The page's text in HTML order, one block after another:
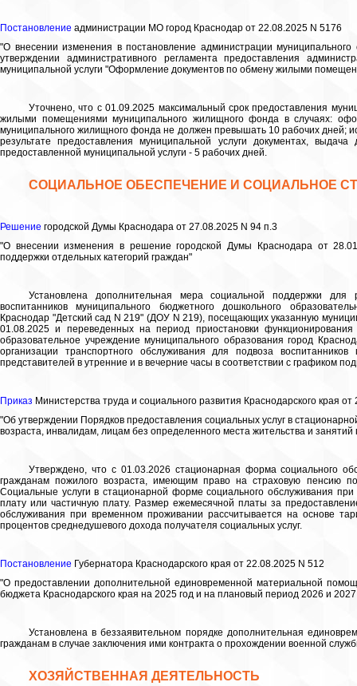
Постановление администрации МО город Краснодар от 22.08.2025 N 5176
"О внесении изменения в постановление администрации
утверждении административного регламента предоставления
муниципальной услуги "Оформление документов по обмену жилыми
Уточнено, что с 01.09.2025 максимальный срок предоставления
жилыми помещениями муниципального жилищного фонда в случаях:
муниципального жилищного фонда не должен превышать 10 рабочих дней;
результате предоставления муниципальной услуги документах,
предоставленной муниципальной услуги - 5 рабочих дней.
СОЦИАЛЬНОЕ ОБЕСПЕЧЕНИЕ И СОЦИАЛЬНОЕ
Решение городской Думы Краснодара от 27.08.2025 N 94 п.3
"О внесении изменения в решение городской Думы Краснодара от
поддержки отдельных категорий граждан"
Установлена дополнительная мера социальной поддержки для
воспитанников муниципального бюджетного дошкольного
Краснодар "Детский сад N 219" (ДОУ N 219), посещающих указанную
01.08.2025 и переведенных на период приостановки
образовательное учреждение муниципального образования город
организации транспортного обслуживания для подвоза
представителей в утренние и в вечерние часы в соответствии с графиком
Приказ Министерства труда и социального развития Краснодарского края
"Об утверждении Порядков предоставления социальных услуг в
возраста, инвалидам, лицам без определенного места жительства и
Утверждено, что с 01.03.2026 стационарная форма социального
гражданам пожилого возраста, имеющим право на страховую пенсию
Социальные услуги в стационарной форме социального обслуживания
плату или частичную плату. Размер ежемесячной платы за
обслуживания при временном проживании рассчитывается на основе
процентов среднедушевого дохода получателя социальных услуг.
Постановление Губернатора Краснодарского края от 22.08.2025 N 512
"О предоставлении дополнительной единовременной материальной
бюджета Краснодарского края на 2025 год и на плановый период 2026 и 2027
Установлена в беззаявительном порядке дополнительная
гражданам в случае заключения ими контракта о прохождении военной
ХОЗЯЙСТВЕННАЯ ДЕЯТЕЛЬНОСТЬ